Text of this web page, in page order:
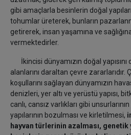
gibi amaçlarla besinlerin doğal
tohumlar üreterek, bunların
getirerek, insan yaşamına ve
vermektedirler.
İkincisi dünyamızın doğal
alanlarını daraltan çevre
koşullarını sağlayan dünyamızın
denizleri, yer altı ve yerüstü yapısı,
canlı, cansız varlıkları gibi
yapılarının bozulması ve kirletilmesi,
hayvan türlerinin azalması, genetik